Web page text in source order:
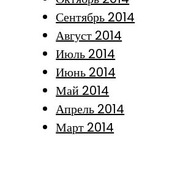
Сентябрь 2014
Август 2014
Июль 2014
Июнь 2014
Май 2014
Апрель 2014
Март 2014